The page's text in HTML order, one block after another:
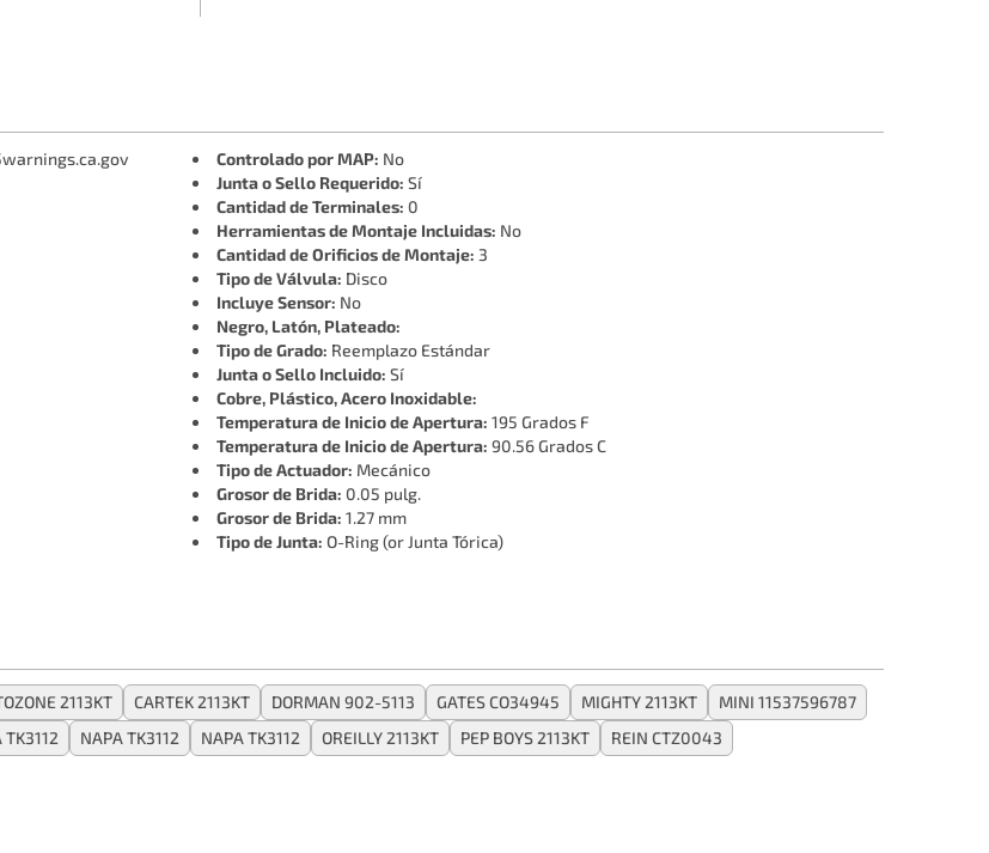
Controlado por MAP: No
Junta o Sello Requerido: Sí
Cantidad de Terminales: 0
Herramientas de Montaje Incluidas: No
Cantidad de Orificios de Montaje: 3
Tipo de Válvula: Disco
Incluye Sensor: No
Negro, Latón, Plateado:
Tipo de Grado: Reemplazo Estándar
Junta o Sello Incluido: Sí
Cobre, Plástico, Acero Inoxidable:
Temperatura de Inicio de Apertura: 195 Grados F
Temperatura de Inicio de Apertura: 90.56 Grados C
Tipo de Actuador: Mecánico
Grosor de Brida: 0.05 pulg.
Grosor de Brida: 1.27 mm
Tipo de Junta: O-Ring (or Junta Tórica)
2113KT CARTEK 2113KT DORMAN 902-5113 GATES CO34945 MIGHTY 2113KT
MINI 11537596787
TK3112 NAPA TK3112 NAPA TK3112 OREILLY 2113KT PEP BOYS 2113KT
REIN CTZ0043